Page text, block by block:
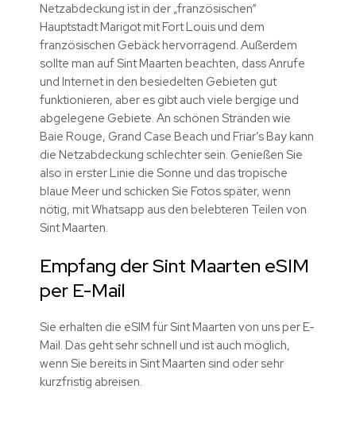
Netzabdeckung ist in der „französischen“
Hauptstadt Marigot mit Fort Louis und dem
französischen Gebäck hervorragend. Außerdem
sollte man auf Sint Maarten beachten, dass Anrufe
und Internet in den besiedelten Gebieten gut
funktionieren, aber es gibt auch viele bergige und
abgelegene Gebiete. An schönen Stränden wie
Baie Rouge, Grand Case Beach und Friar’s Bay kann
die Netzabdeckung schlechter sein. Genießen Sie
also in erster Linie die Sonne und das tropische
blaue Meer und schicken Sie Fotos später, wenn
nötig, mit Whatsapp aus den belebteren Teilen von
Sint Maarten.
Empfang der Sint Maarten eSIM
per E-Mail
Sie erhalten die eSIM für Sint Maarten von uns per E-
Mail. Das geht sehr schnell und ist auch möglich,
wenn Sie bereits in Sint Maarten sind oder sehr
kurzfristig abreisen.